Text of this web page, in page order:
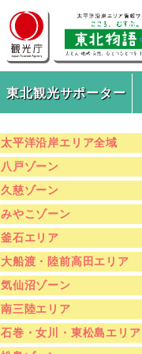
東北観光サポーター
太平洋沿岸エリア全域
八戸ゾーン
久慈ゾーン
みやこゾーン
釜石エリア
大船渡・陸前高田エリア
気仙沼ゾーン
南三陸エリア
石巻・女川・東松島エリア